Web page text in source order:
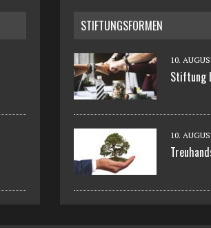
STIFTUNGSFORMEN
10.
Stiftung
10.